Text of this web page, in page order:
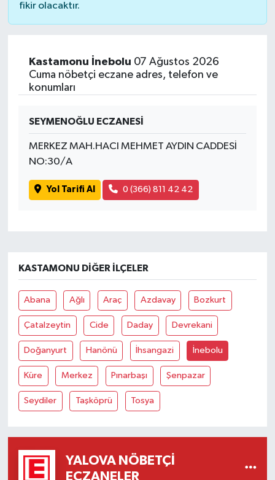
fikir olacaktır.
Kastamonu İnebolu 07 Ağustos 2026
Cuma nöbetçi eczane adres, telefon ve
konumları
SEYMENOĞLU ECZANESİ
MERKEZ MAH.HACI MEHMET AYDIN CADDESİ
NO:30/A
Yol Tarifi Al 0 (366) 811 42 42
KASTAMONU DIĞER İLÇELER
Abana Ağlı Araç Azdavay Bozkurt
Çatalzeytin Cide Daday Devrekani
Doğanyurt Hanönü İhsangazi İnebolu
Küre Merkez Pınarbaşı Şenpazar
Seydiler Taşköprü Tosya
YALOVA NÖBETÇI
ECZANELER